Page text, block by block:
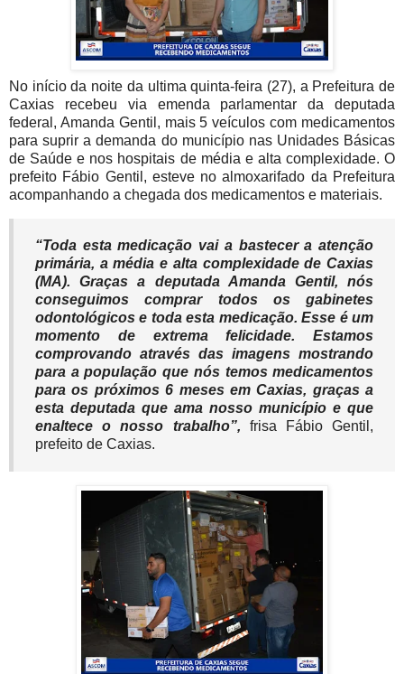
No início da noite da ultima quinta-feira (27), a Prefeitura de
Caxias recebeu via emenda parlamentar da deputada
federal, Amanda Gentil, mais 5 veículos com medicamentos
para suprir a demanda do município nas Unidades Básicas
de Saúde e nos hospitais de média e alta complexidade. O
prefeito Fábio Gentil, esteve no almoxarifado da Prefeitura
acompanhando a chegada dos medicamentos e materiais.
“Toda esta medicação vai a bastecer a atenção
primária, a média e alta complexidade de Caxias
(MA). Graças a deputada Amanda Gentil, nós
conseguimos comprar todos os gabinetes
odontológicos e toda esta medicação. Esse é um
momento de extrema felicidade. Estamos
comprovando através das imagens mostrando
para a população que nós temos medicamentos
para os próximos 6 meses em Caxias, graças a
esta deputada que ama nosso município e que
enaltece o nosso trabalho”, frisa Fábio Gentil,
prefeito de Caxias.